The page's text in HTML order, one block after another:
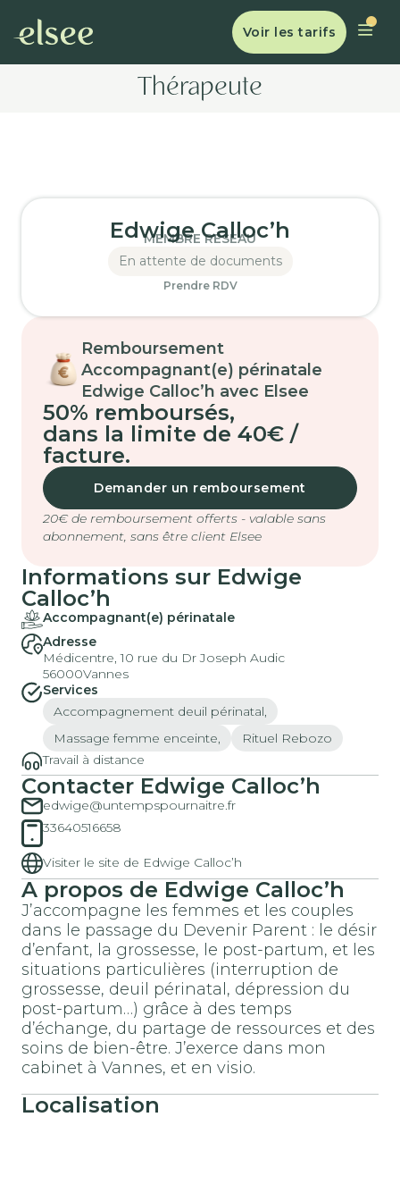
Voir les tarifs
Thérapeute
Edwige Calloc’h
MEMBRE RÉSEAU
En attente de documents
Prendre RDV
Remboursement
Accompagnant(e) périnatale
Edwige Calloc’h avec Elsee
50% remboursés,
dans la limite de 40€ /
facture.
Demander un remboursement
20€ de remboursement offerts - valable sans
abonnement, sans être client Elsee
Informations sur Edwige
Calloc’h
Accompagnant(e) périnatale
Adresse
Médicentre, 10 rue du Dr Joseph Audic
56000Vannes
Services
Accompagnement deuil périnatal,
Massage femme enceinte,
Rituel Rebozo
Travail à distance
Contacter Edwige Calloc’h
edwige@untempspournaitre.fr
33640516658
Visiter le site de Edwige Calloc’h
A propos de Edwige Calloc’h
J’accompagne les femmes et les couples
dans le passage du Devenir Parent : le désir
d’enfant, la grossesse, le post-partum, et les
situations particulières (interruption de
grossesse, deuil périnatal, dépression du
post-partum…) grâce à des temps
d’échange, du partage de ressources et des
soins de bien-être. J’exerce dans mon
cabinet à Vannes, et en visio.
Localisation